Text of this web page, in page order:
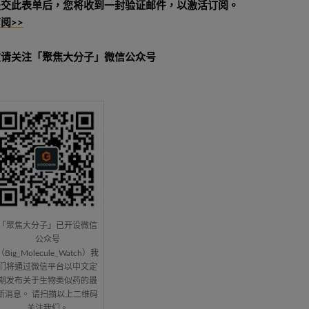
此表单后，您将收到一封验证邮件，以激活订阅。
>>
关注「聚焦大分子」微信公众号
聚焦大分子」已开设微信
公众号
Big_Molecule_Watch）我
将通过微信平台以中文定
发布关于生物类似药的最
消息。 请扫描以上二维码